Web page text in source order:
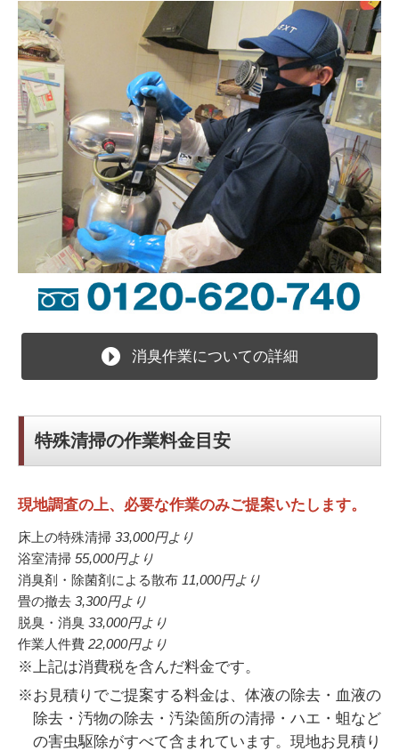
消臭作業についての詳細
特殊清掃の作業料金目安
現地調査の上、必要な作業のみご提案いたします。
床上の特殊清掃 33,000円より
浴室清掃 55,000円より
消臭剤・除菌剤による散布 11,000円より
畳の撤去 3,300円より
脱臭・消臭 33,000円より
作業人件費 22,000円より
※上記は消費税を含んだ料金です。
※お見積りでご提案する料金は、体液の除去・血液の
除去・汚物の除去・汚染箇所の清掃・ハエ・蛆など
の害虫駆除がすべて含まれています。現地お見積り